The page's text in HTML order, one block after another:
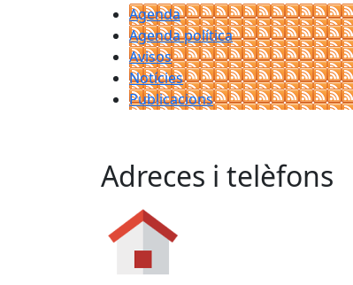
Agenda
Agenda política
Avisos
Notícies
Publicacions
Adreces i telèfons